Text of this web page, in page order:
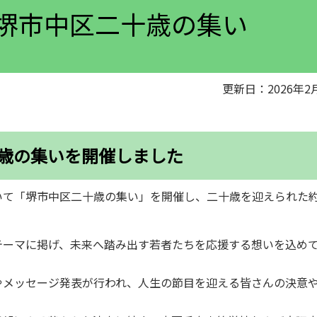
市中区二十歳の集い
更新日：2026年2
の集いを開催しました
「堺市中区二十歳の集い」を開催し、二十歳を迎えられた
マに掲げ、未来へ踏み出す若者たちを応援する想いを込め
ッセージ発表が行われ、人生の節目を迎える皆さんの決意